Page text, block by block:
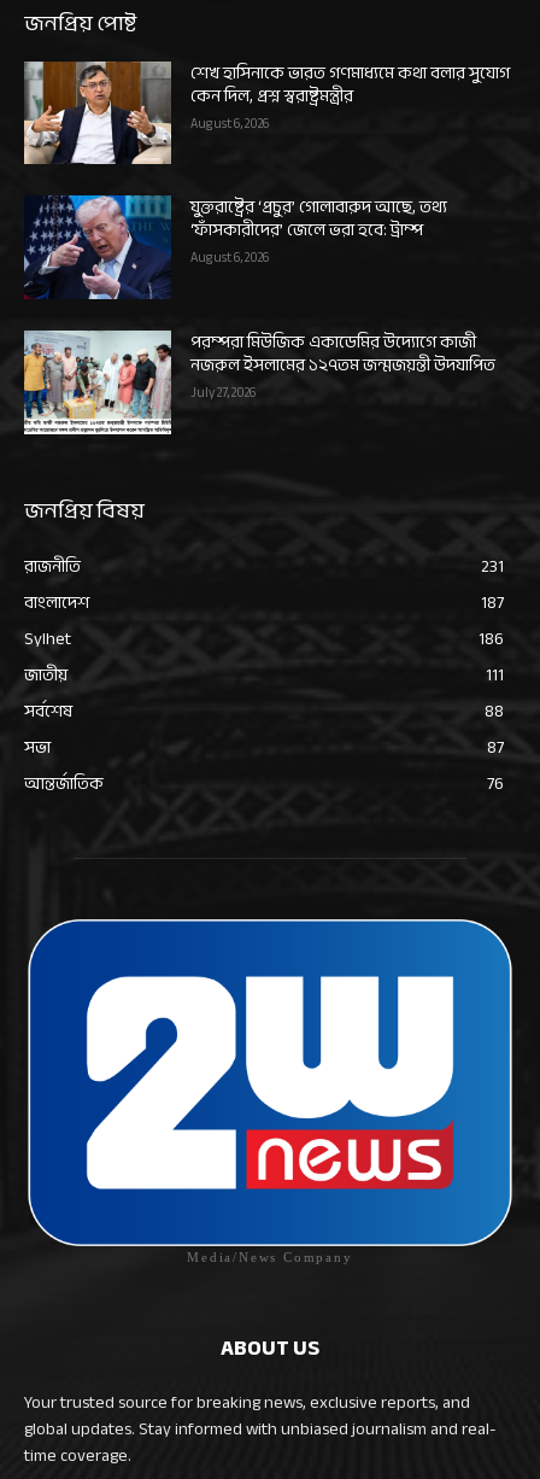
জনপ্রিয় পোষ্ট
শেখ হাসিনাকে ভারত গণমাধ্যমে কথা বলার সুযোগ
কেন দিল, প্রশ্ন স্বরাষ্ট্রমন্ত্রীর
August 6, 2026
যুক্তরাষ্ট্রের ‘প্রচুর’ গোলাবারুদ আছে, তথ্য
‘ফাঁসকারীদের’ জেলে ভরা হবে: ট্রাম্প
August 6, 2026
পরম্পরা মিউজিক একাডেমির উদ্যোগে কাজী
নজরুল ইসলামের ১২৭তম জন্মজয়ন্তী উদযাপিত
July 27, 2026
জনপ্রিয় বিষয়
রাজনীতি
231
বাংলাদেশ
187
Sylhet
186
জাতীয়
111
সর্বশেষ
88
সভা
87
আন্তর্জাতিক
76
Media/News Company
ABOUT US
Your trusted source for breaking news, exclusive reports, and
global updates. Stay informed with unbiased journalism and real-
time coverage.